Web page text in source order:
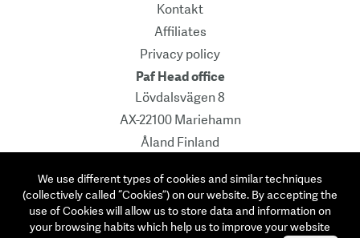
Kontakt
Affiliates
Privacy policy
Paf Head office
Lövdalsvägen 8
AX-22100 Mariehamn
Åland Finland
Contact
info@paf.com
We use different types of cookies and similar techniques
(collectively called “Cookies”) on our website. By accepting the
use of Cookies will allow us to store data and information on
your browsing habits which help us to improve your website